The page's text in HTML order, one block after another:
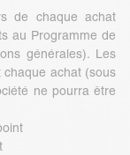
de chaque achat
au Programme de
générales). Les
achat (sous
ne pourra être